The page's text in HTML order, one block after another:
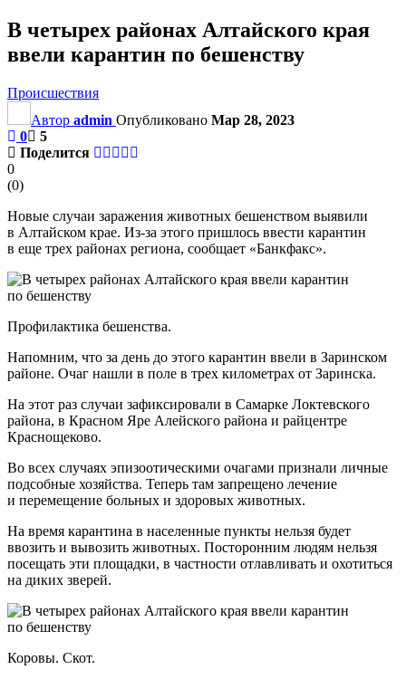
В четырех районах Алтайского края
ввели карантин по бешенству
Происшествия
Автор admin Опубликовано Мар 28, 2023
0
5
Поделится
0
(0)
Новые случаи заражения животных бешенством выявили
в Алтайском крае. Из-за этого пришлось ввести карантин
в еще трех районах региона, сообщает «Банкфакс».
Профилактика бешенства.
Напомним, что за день до этого карантин ввели в Заринском
районе. Очаг нашли в поле в трех километрах от Заринска.
На этот раз случаи зафиксировали в Самарке Локтевского
района, в Красном Яре Алейского района и райцентре
Краснощеково.
Во всех случаях эпизоотическими очагами признали личные
подсобные хозяйства. Теперь там запрещено лечение
и перемещение больных и здоровых животных.
На время карантина в населенные пункты нельзя будет
ввозить и вывозить животных. Посторонним людям нельзя
посещать эти площадки, в частности отлавливать и охотиться
на диких зверей.
Коровы. Скот.